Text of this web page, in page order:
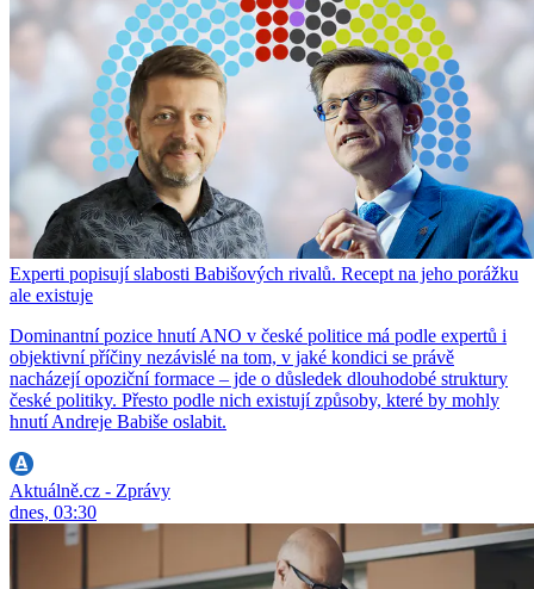
Experti popisují slabosti Babišových rivalů. Recept na jeho porážku
ale existuje
Dominantní pozice hnutí ANO v české politice má podle expertů i
objektivní příčiny nezávislé na tom, v jaké kondici se právě
nacházejí opoziční formace – jde o důsledek dlouhodobé struktury
české politiky. Přesto podle nich existují způsoby, které by mohly
hnutí Andreje Babiše oslabit.
Aktuálně.cz - Zprávy
dnes, 03:30